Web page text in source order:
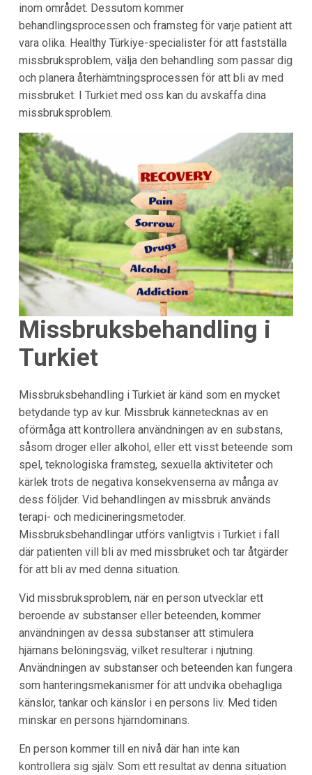
inom området. Dessutom kommer
behandlingsprocessen och framsteg för varje patient att
vara olika. Healthy Türkiye-specialister för att fastställa
missbruksproblem, välja den behandling som passar dig
och planera återhämtningsprocessen för att bli av med
missbruket. I Turkiet med oss kan du avskaffa dina
missbruksproblem.
Missbruksbehandling i
Turkiet
Missbruksbehandling i Turkiet är känd som en mycket
betydande typ av kur. Missbruk kännetecknas av en
oförmåga att kontrollera användningen av en substans,
såsom droger eller alkohol, eller ett visst beteende som
spel, teknologiska framsteg, sexuella aktiviteter och
kärlek trots de negativa konsekvenserna av många av
dess följder. Vid behandlingen av missbruk används
terapi- och medicineringsmetoder.
Missbruksbehandlingar utförs vanligtvis i Turkiet i fall
där patienten vill bli av med missbruket och tar åtgärder
för att bli av med denna situation.
Vid missbruksproblem, när en person utvecklar ett
beroende av substanser eller beteenden, kommer
användningen av dessa substanser att stimulera
hjärnans belöningsväg, vilket resulterar i njutning.
Användningen av substanser och beteenden kan fungera
som hanteringsmekanismer för att undvika obehagliga
känslor, tankar och känslor i en persons liv. Med tiden
minskar en persons hjärndominans.
En person kommer till en nivå där han inte kan
kontrollera sig själv. Som ett resultat av denna situation